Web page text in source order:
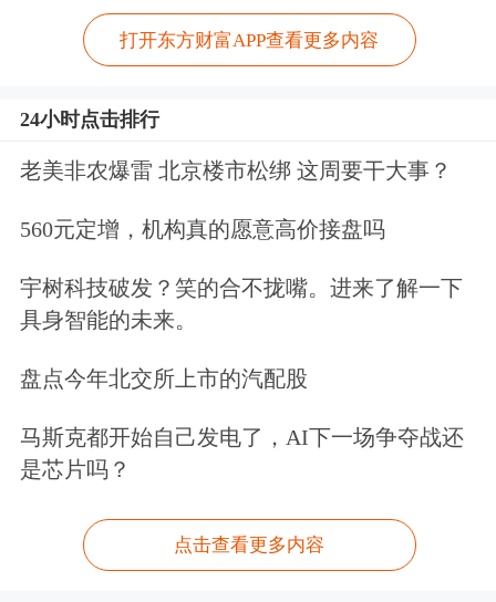
主力净买入个股中，领益智造
排名第
打开东方财富APP查看更多内容
24小时点击排行
老美非农爆雷 北京楼市松绑 这周要干大事？
560元定增，机构真的愿意高价接盘吗
宇树科技破发？笑的合不拢嘴。进来了解一下
具身智能的未来。
盘点今年北交所上市的汽配股
马斯克都开始自己发电了，AI下一场争夺战还
是芯片吗？
点击查看更多内容